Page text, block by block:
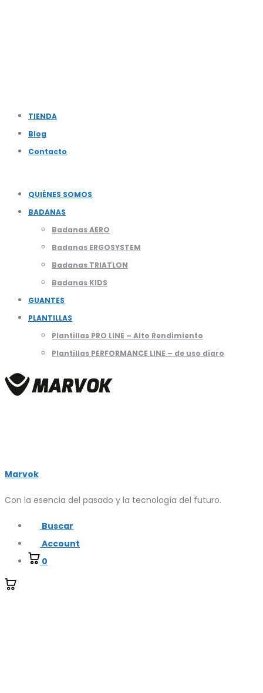
TIENDA
Blog
Contacto
QUIÉNES SOMOS
BADANAS
Badanas AERO
Badanas ERGOSYSTEM
Badanas TRIATLON
Badanas KIDS
GUANTES
PLANTILLAS
Plantillas PRO LINE – Alto Rendimiento
Plantillas PERFORMANCE LINE – de uso diaro
Marvok
Con la esencia del pasado y la tecnología del futuro.
Buscar
Account
0